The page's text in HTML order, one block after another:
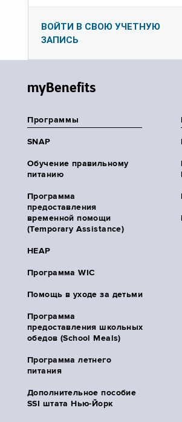
ВОЙТИ В СВОЮ УЧЕТНУЮ
ЗАПИСЬ
myBenefits
Программы
SNAP
Обучение правильному
питанию
Программа
предоставления
временной помощи
(Temporary Assistance)
HEAP
Программа WIC
Помощь в уходе за детьми
Программа
предоставления школьных
обедов (School Meals)
Программа летнего
питания
Дополнительное пособие
SSI штата Нью-Йорк